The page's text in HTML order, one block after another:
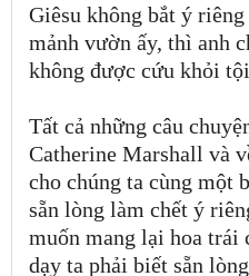
Giêsu không bắt ý
mảnh vườn ấy, thì anh
không được cứu khỏi
Tất cả những câu
Catherine Marshall và
cho chúng ta cùng một
sẵn lòng làm chết ý
muốn mang lại hoa trái
dạy ta phải biết sẵn